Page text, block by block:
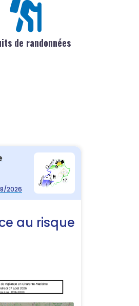
de randonnées